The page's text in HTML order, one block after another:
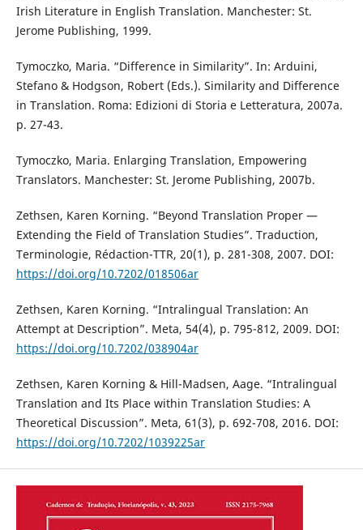
Irish Literature in English Translation. Manchester: St.
Jerome Publishing, 1999.
Tymoczko, Maria. “Difference in Similarity”. In: Arduini,
Stefano & Hodgson, Robert (Eds.). Similarity and Difference
in Translation. Roma: Edizioni di Storia e Letteratura, 2007a.
p. 27-43.
Tymoczko, Maria. Enlarging Translation, Empowering
Translators. Manchester: St. Jerome Publishing, 2007b.
Zethsen, Karen Korning. “Beyond Translation Proper —
Extending the Field of Translation Studies”. Traduction,
Terminologie, Rédaction-TTR, 20(1), p. 281-308, 2007. DOI:
https://doi.org/10.7202/018506ar
Zethsen, Karen Korning. “Intralingual Translation: An
Attempt at Description”. Meta, 54(4), p. 795-812, 2009. DOI:
https://doi.org/10.7202/038904ar
Zethsen, Karen Korning & Hill-Madsen, Aage. “Intralingual
Translation and Its Place within Translation Studies: A
Theoretical Discussion”. Meta, 61(3), p. 692-708, 2016. DOI:
https://doi.org/10.7202/1039225ar